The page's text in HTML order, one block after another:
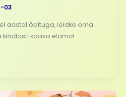
03
aastal õpituga, leidke oma
kindlasti kaasa elama!